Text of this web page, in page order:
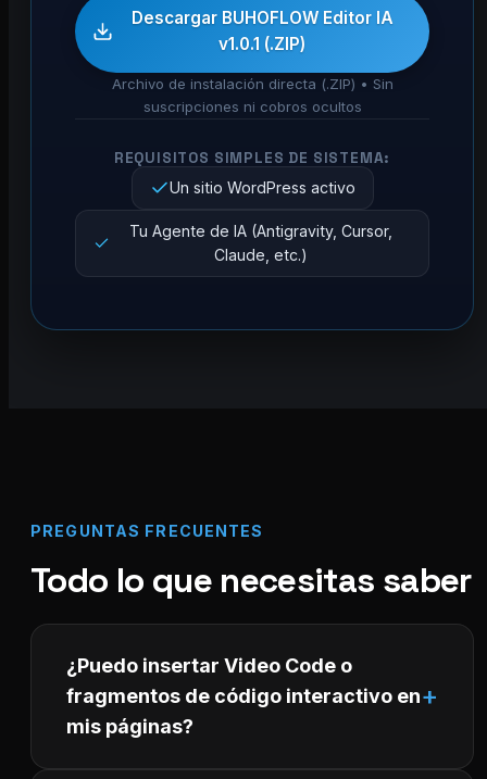
Descargar BUHOFLOW Editor IA
v1.0.1 (.ZIP)
Archivo de instalación directa (.ZIP) • Sin
suscripciones ni cobros ocultos
REQUISITOS SIMPLES DE SISTEMA:
Un sitio WordPress activo
Tu Agente de IA (Antigravity, Cursor,
Claude, etc.)
PREGUNTAS FRECUENTES
Todo lo que necesitas saber
¿Puedo insertar Video Code o
fragmentos de código interactivo en
mis páginas?